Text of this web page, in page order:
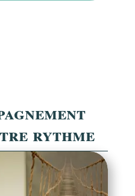
rythme